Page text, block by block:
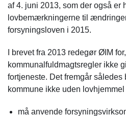
af 4. juni 2013, som der også er
lovbemærkningerne til
forsyningsloven i 2015.
I brevet fra 2013 redegør ØIM
kommunalfuldmagtsregler ikke
fortjeneste. Det fremgår således
kommune ikke uden lovhjemmel
må anvende